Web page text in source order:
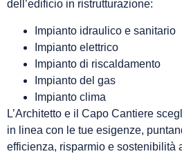
dell’edificio in ristrutturazione:
Impianto idraulico e sanitario
Impianto elettrico
Impianto di riscaldamento
Impianto del gas
Impianto clima
L’Architetto e il Capo Cantiere
in linea con le tue esigenze,
efficienza, risparmio e sostenibilità